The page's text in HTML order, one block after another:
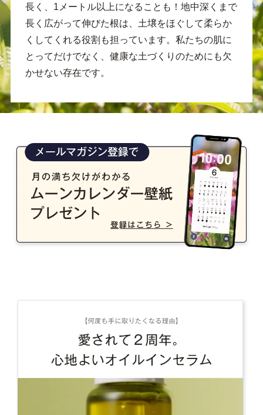
長く、1メートル以上になることも！地中深くまで
長く広がって伸びた根は、土壌をほぐして柔らか
くしてくれる役割も担っています。私たちの肌に
とってだけでなく、健康な土づくりのためにも欠
かせない存在です。